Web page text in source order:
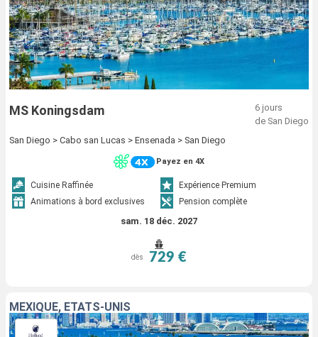
MS Koningsdam
6 jours
de San Diego
San Diego > Cabo san Lucas > Ensenada > San Diego
Payez en 4X
Cuisine Raffinée
Expérience Premium
Animations à bord exclusives
Pension complète
sam. 18 déc. 2027
dès 729 €
MEXIQUE, ÉTATS-UNIS